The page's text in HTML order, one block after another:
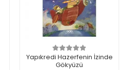
Yapıkredi Hazerfenin İzinde
Gökyüzü